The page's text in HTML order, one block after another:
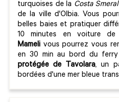
turquoises de la Costa
de la ville d'Olbia. Vous
belles baies et pratiquer
10 minutes en voiture
Mameli vous pourrez vous
en 30 min au bord du
protégée de Tavolara, un
bordées d'une mer bleue